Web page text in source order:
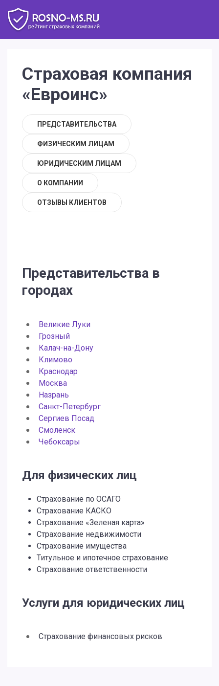
Страховая компания
«Евроинс»
ПРЕДСТАВИТЕЛЬСТВА
ФИЗИЧЕСКИМ ЛИЦАМ
ЮРИДИЧЕСКИМ ЛИЦАМ
О КОМПАНИИ
ОТЗЫВЫ КЛИЕНТОВ
Представительства в
городах
Великие Луки
Грозный
Калач-на-Дону
Климово
Краснодар
Москва
Назрань
Санкт-Петербург
Сергиев Посад
Смоленск
Чебоксары
Для физических лиц
Страхование по ОСАГО
Страхование КАСКО
Страхование «Зеленая карта»
Страхование недвижимости
Страхование имущества
Титульное и ипотечное страхование
Страхование ответственности
Услуги для юридических лиц
Страхование финансовых рисков